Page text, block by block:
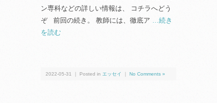
ン専科などの詳しい情報は、 コチラへどう
ぞ 前回の続き。 教師には、徹底ア …続き
を読む
2022-05-31 ｜ Posted in エッセイ No Comments »